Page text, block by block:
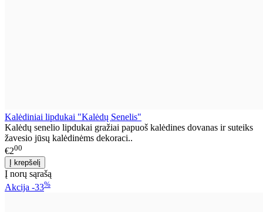
Kalėdiniai lipdukai "Kalėdų Senelis"
Kalėdų senelio lipdukai gražiai papuoš kalėdines dovanas ir suteiks
žavesio jūsų kalėdinėms dekoraci..
€200
Į norų sąrašą
Akcija -33%